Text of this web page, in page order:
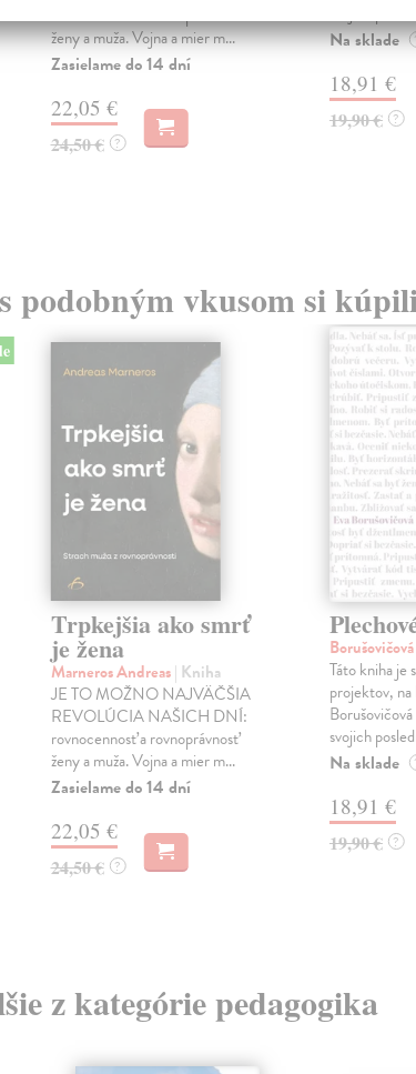
rovnocennosť a rovnoprávnosť
ženy a muža. Vojna a mier m...
Zasielame do 14 dní
22,05 €
24,50 € ?
Na sklade
18,91 €
19,90 € ?
podobným vkusom si
Trpkejšia ako smrť
je žena
Marneros Andreas| Kniha
JE TO MOŽNO NAJVÄČŠIA
REVOLÚCIA NAŠICH DNÍ:
rovnocennosť a rovnoprávnosť
ženy a muža. Vojna a mier m...
Zasielame do 14 dní
22,05 €
24,50 € ?
Táto kniha je
projektov,
svojich
Na sklade
18,91 €
19,90 € ?
z kategórie pedagogika